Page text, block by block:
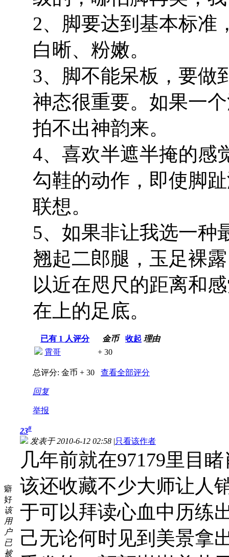
2、脚要达到基本标准
白晰、粉嫩。
3、脚不能呆板，要做
神态很重要。如果一
拍不出神韵来。
4、喜欢半遮半掩的感
勾鞋的动作，即使脚
联想。
5、如果非让我选一种
翘起二郎腿，玉足裸
以近在咫尺的距离和
在上的足底。
已有 1 人评分 金币 收起 理由
霄哥
+ 30
总评分: 金币 + 30 查看全部评分
回复
举报
癖
好
该
用
户
已
被
23#
发表于 2010-6-12 02:58 |只看该作者
几年前就在97179里目
该还收藏不少大师让人
于可以拜读心血中历练
己无论何时见到美景拿